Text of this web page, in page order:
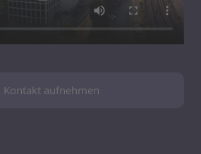
Kontakt aufnehmen